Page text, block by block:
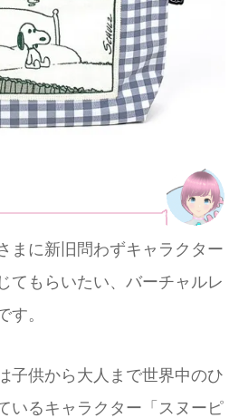
まに新旧問わずキャラクター
てもらいたい、バーチャルレ
。
子供から大人まで世界中のひ
いるキャラクター「スヌーピ